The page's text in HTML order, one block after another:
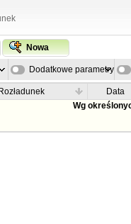
Nowa
Dodatkowe parametry
Rozładunek
Data
Wg